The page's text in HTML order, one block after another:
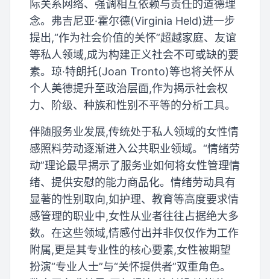
际关系网络、强调相互依赖与责任的道德理
念。弗吉尼亚·霍尔德(Virginia Held)进一步
提出,“作为社会价值的关怀”超越家庭、友谊
等私人领域,成为构建正义社会不可或缺的要
素。琼·特朗托(Joan Tronto)等也将关怀从
个人美德提升至政治层面,作为揭示社会权
力、阶级、种族和性别不平等的分析工具。
伴随服务业发展,传统处于私人领域的女性情
感照料劳动逐渐进入公共职业领域。“情绪劳
动”理论最早揭示了服务业如何将女性管理情
绪、提供安慰的能力商品化。情绪劳动具有
显著的性别取向,如护理、教育等高度要求情
感管理的职业中,女性从业者往往占据绝大多
数。在这些领域,情感付出并非仅仅作为工作
附属,更是其专业性的核心要素,女性被期望
扮演“专业人士”与“关怀提供者”双重角色。